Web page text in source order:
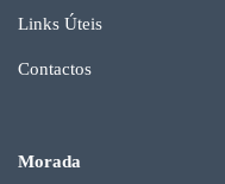
Links Úteis
Contactos
Morada